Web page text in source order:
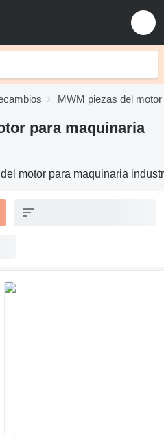
MWM piezas del motor
para maquinaria
motor para maquinaria